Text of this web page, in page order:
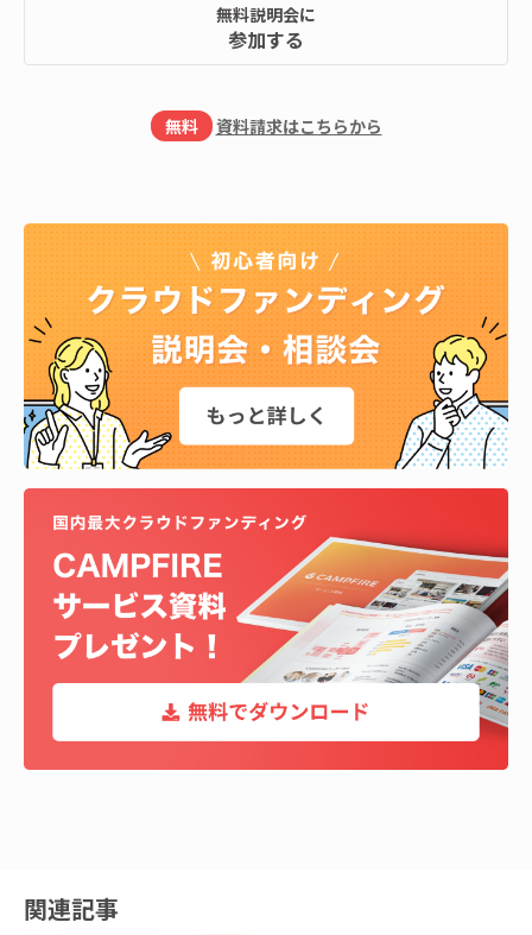
無料説明会に
参加する
無料 資料請求はこちらから
関連記事